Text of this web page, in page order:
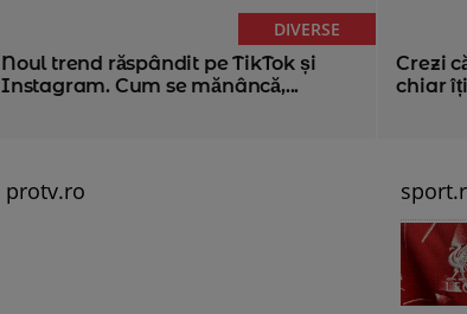
DIVERSE
Noul trend răspândit pe TikTok și
Instagram. Cum se mănâncă,...
Crezi
chiar
protv.ro